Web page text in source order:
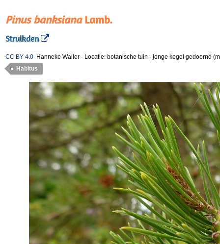
Pinus banksianaLamb.
Struikden
CC BY 4.0 Hanneke Waller - Locatie: botanische tuin - jonge kegel gedoornd
Habitus